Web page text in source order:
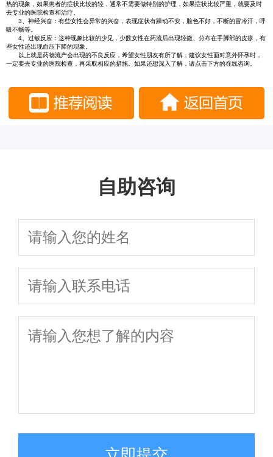
热的现象，如果患者的症状比较的轻，通常不需要做特别的护理，如果症状比较严重，就要及时
去专业的医院检查和治疗。
3、神经兴奋：有些女性会异常的兴奋，表现症状有躁动不安，脸色不好，不断的冒冷汗，呼
吸不畅等。
4、过敏反应：这种现象比较的少见，少数女性在药流后出现轻微、分布在手脚部的皮疹，有
些女性还出现血压下降的现象。
以上就是药物流产会出现的不良反应，希望女性朋友有所了解，建议女性面对意外怀孕时，
一定要去专业的医院检查，再采取相应的措施。如果还想深入了解，请点击下方的在线咨询。
自助咨询